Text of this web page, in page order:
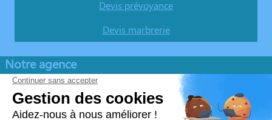
Devis prévoyance
Devis marbrerie
Notre agence
Pompes Funèbres Saint Nicolas
04 22 67 06 94
pfsaintnicolas@orange.fr